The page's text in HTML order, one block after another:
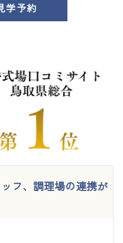
学予約
フ、調理場の連携が